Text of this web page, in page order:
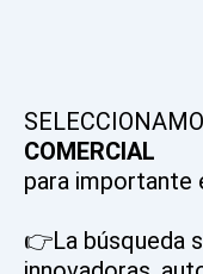
COMERCIAL
para importante
👉La búsqueda